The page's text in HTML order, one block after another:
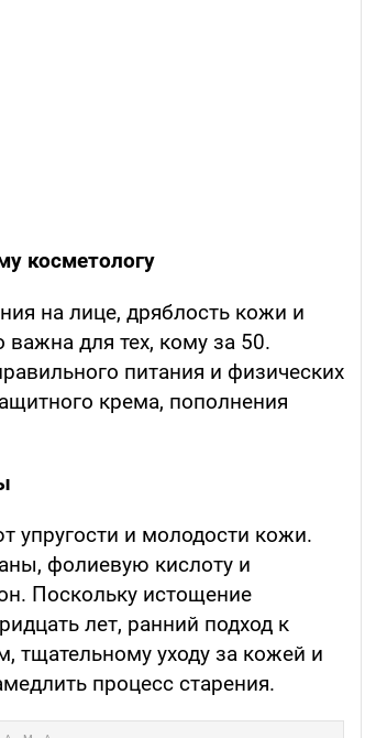
косметологу
на лице, дряблость кожи и
важна для тех, кому за 50.
питания и физических
крема, пополнения
упругости и молодости кожи.
фолиевую кислоту и
Поскольку истощение
лет, ранний подход к
тщательному уходу за кожей и
процесс старения.